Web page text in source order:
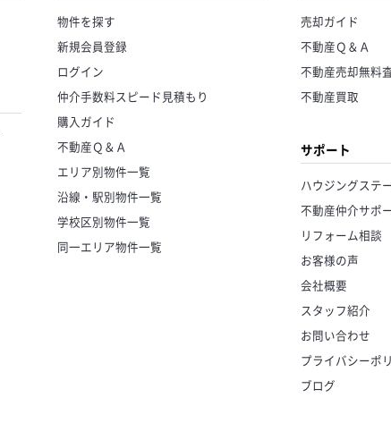
物件を探す
新規会員登録
ログイン
仲介手数料スピード見積もり
購入ガイド
不動産Ｑ＆Ａ
エリア別物件一覧
沿線・駅別物件一覧
学校区別物件一覧
同一エリア物件一覧
売却ガイド
不動産Ｑ＆Ａ
不動産売却無料
不動産買取
サポート
ハウジングステ
不動産仲介サポ
リフォーム相談
お客様の声
会社概要
スタッフ紹介
お問い合わせ
プライバシーポ
ブログ